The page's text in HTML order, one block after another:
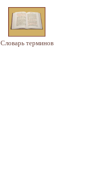
Словарь терминов